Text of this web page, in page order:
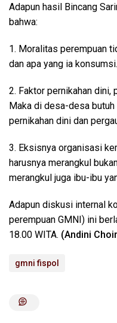
Adapun hasil Bincang
bahwa:
1. Moralitas perempuan
dan apa yang ia konsumsi.
2. Faktor pernikahan dini,
Maka di desa-desa
pernikahan dini dan
3. Eksisnya organisasi
harusnya merangkul
merangkul juga ibu-ibu
Adapun diskusi internal
perempuan GMNI) ini
18.00 WITA. (Andini
gmni fispol